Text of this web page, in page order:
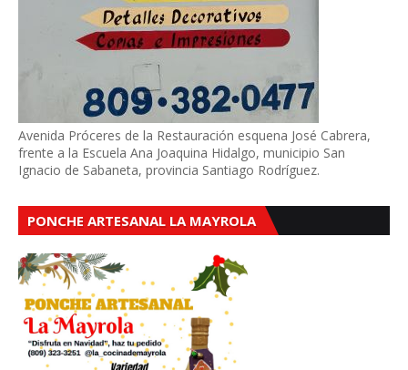
Avenida Próceres de la Restauración esquena José Cabrera,
frente a la Escuela Ana Joaquina Hidalgo, municipio San
Ignacio de Sabaneta, provincia Santiago Rodríguez.
PONCHE ARTESANAL LA MAYROLA